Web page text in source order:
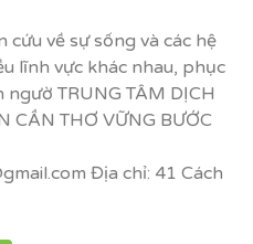
cứu về sự sống và các hệ
lĩnh vực khác nhau, phục
TRUNG TÂM DỊCH
CẦN THƠ VỮNG BƯỚC
Địa chỉ: 41 Cách